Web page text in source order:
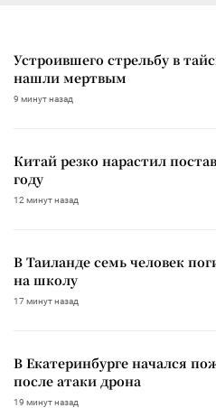
Устроившего стрельбу в
нашли мертвым
9 минут назад
Китай резко нарастил
году
12 минут назад
В Таиланде семь человек
на школу
17 минут назад
В Екатеринбурге начался
после атаки дрона
19 минут назад